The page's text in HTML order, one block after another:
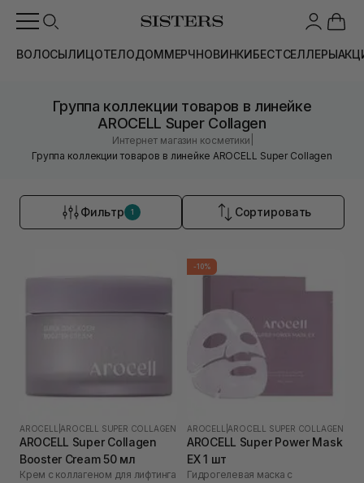
ВОЛОСЫЛИЦОТЕЛОДОММЕРЧНОВИНКИБЕСТСЕЛЛЕРЫ
Группа коллекции товаров в линейке
AROCELL Super Collagen
Интернет магазин косметики
Группа коллекции товаров в линейке AROCELL Super Collagen
Фильтр 1 Сортировать
AROCELL AROCELL SUPER COLLAGEN
AROCELL Super Collagen
Booster Cream 50 мл
Крем с коллагеном для лифтинга
-10%
AROCELL AROCELL SUPER COLLAGEN
AROCELL Super Power Mask
EX 1 шт
Гидрогелевая маска с